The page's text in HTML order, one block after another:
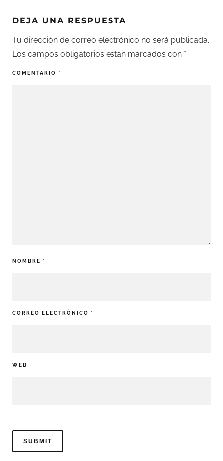
DEJA UNA RESPUESTA
Tu dirección de correo electrónico no será publicada.
Los campos obligatorios están marcados con *
COMENTARIO *
NOMBRE *
CORREO ELECTRÓNICO *
WEB